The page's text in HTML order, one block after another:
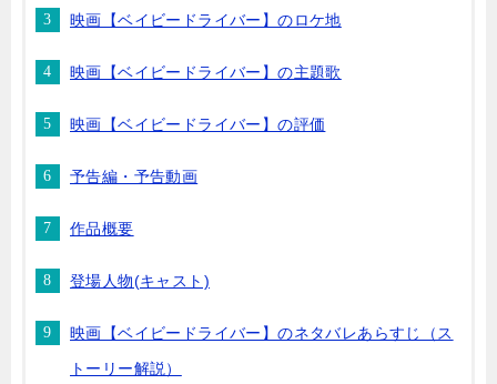
映画【ベイビードライバー】のロケ地
映画【ベイビードライバー】の主題歌
映画【ベイビードライバー】の評価
予告編・予告動画
作品概要
登場人物(キャスト)
映画【ベイビードライバー】のネタバレあらすじ（ス
トーリー解説）